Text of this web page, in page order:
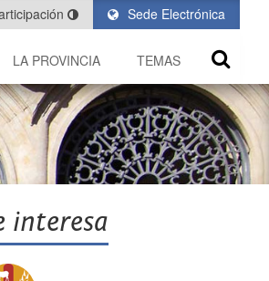
Sede Electrónica
LA PROVINCIA TEMAS
interesa